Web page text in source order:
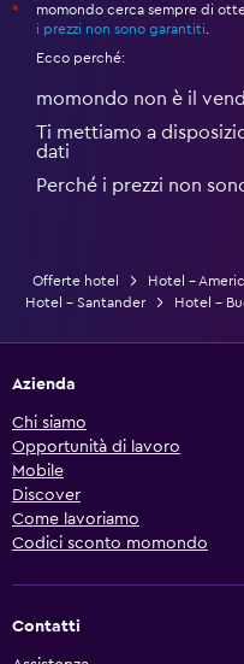
*
momondo cerca sempre di
i prezzi non sono garantiti
Ecco perché:
momondo non è il
Ti mettiamo a
dati
Perché i prezzi non
Offerte hotel Hotel -
Hotel - Santander
Hotel -
Azienda
Chi siamo
Opportunità di lavoro
Mobile
Discover
Come lavoriamo
Codici sconto momondo
Contatti